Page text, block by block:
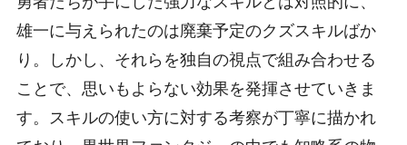
雄一に与えられたのは廃棄予定のクズスキルばか
り。しかし、それらを独自の視点で組み合わせる
ことで、思いもよらない効果を発揮させていきま
す。スキルの使い方に対する考察が丁寧に描かれ